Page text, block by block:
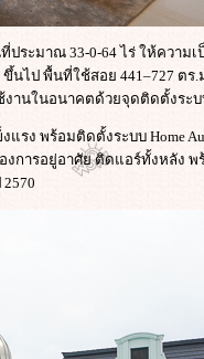
ระมาณ 33-0-64 ไร่ ให้ความ
นไป พื้นที่ใช้สอย 441–727 ตร
านในอนาคตด้วยจุดติดตั้งระบบ
ง พร้อมติดตั้งระบบ Home
การอยู่อาศัย ติดแอร์ทั้งหลัง